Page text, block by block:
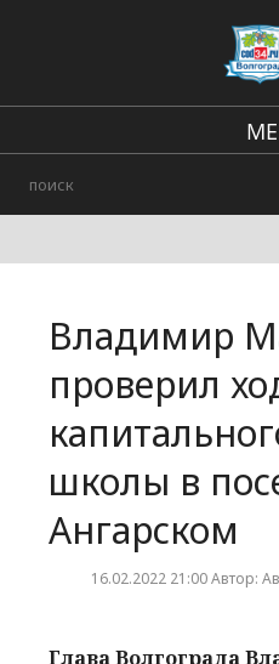
Владимир
проверил
школы в
Ангарском
16.02.2022 21:00 Автор:
Глава Волгограда